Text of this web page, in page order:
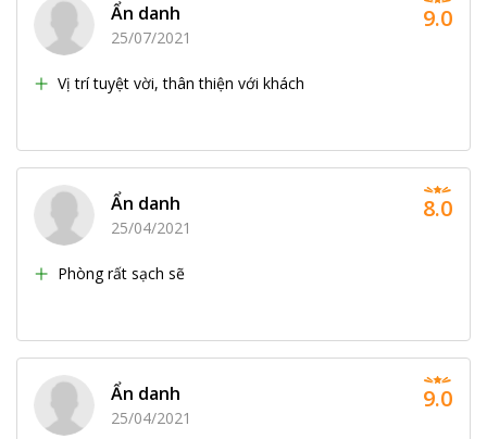
Ẩn danh
25/07/2021
Vị trí tuyệt vời, thân thiện với khách
9.0
Ẩn danh
25/04/2021
Phòng rất sạch sẽ
8.0
Ẩn danh
25/04/2021
9.0